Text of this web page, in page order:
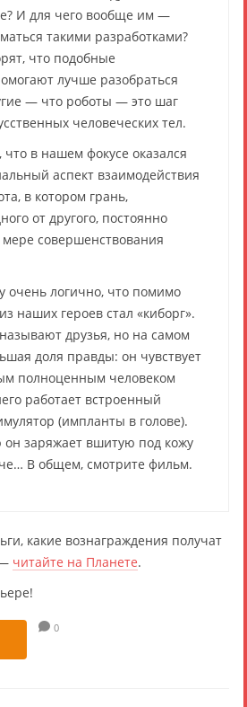
И для чего вообще им —
такими разработками?
что подобные
лучше разобраться
— что роботы — это шаг
человеческих тел.
что в нашем фокусе оказался
аспект взаимодействия
в котором грань,
от другого, постоянно
мере совершенствования
очень логично, что помимо
наших героев стал «киборг».
друзья, но на самом
доля правды: он чувствует
полноценным человеком
работает встроенный
(импланты в голове).
заряжает вшитую под кожу
В общем, смотрите фильм.
какие вознаграждения получат
читайте на Планете.
0